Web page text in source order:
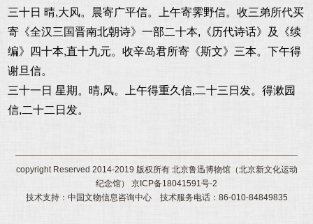
三十日 晴,大风。晨寄广平信。上午寄霁野信。收三弟所代买
寄《全汉三国晋南北朝诗》一部二十本,《历代诗话》及《续
编》四十本,直十九元。收辛岛君所寄《斯文》三本。下午得
谢旦信。
三十一日 星期。晴,风。上午得重久信,二十三日发。得漱园
信,二十二日发。
copyright Reserved 2014-2019 版权所有 北京鲁迅博物馆（北京新文化运动
纪念馆） 京ICP备18041591号-2
技术支持：中国文物信息咨询中心 技术服务电话：86-010-84849835